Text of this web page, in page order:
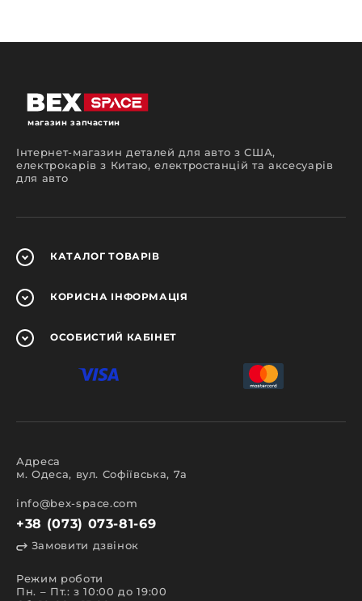
компоненти двигуна, трансмісії, підвіски,
відбираються з урахуванням сумісності.
Замовляючи вживані запчастини в
отримуєте надійний сервіс і вигідні умови
магазин запчастин
Інтернет-магазин деталей для авто з США,
електрокарів з Китаю, електростанцій та аксесуарів
для авто
КАТАЛОГ ТОВАРІВ
КОРИСНА ІНФОРМАЦІЯ
ОСОБИСТИЙ КАБІНЕТ
Адреса
м. Одеса, вул. Софіївська, 7а
info@bex-space.com
+38 (073) 073-81-69
Замовити дзвінок
Режим роботи
Пн. – Пт.: з 10:00 до 19:00